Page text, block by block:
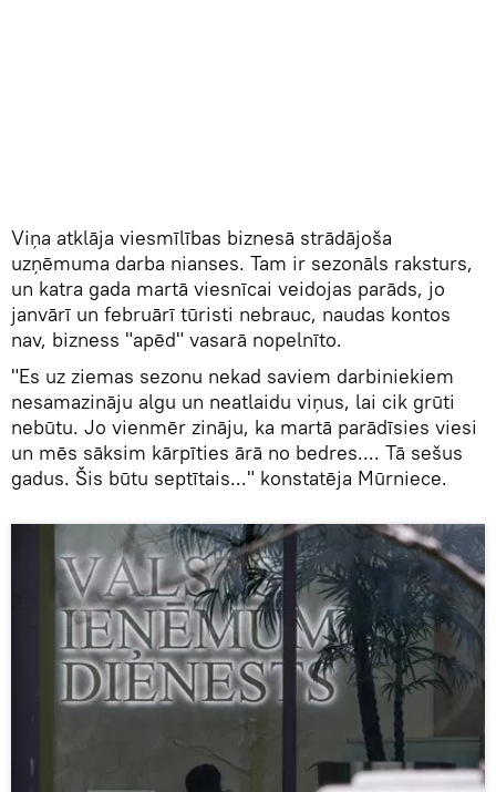
Viņa atklāja viesmīlības biznesā strādājoša
uzņēmuma darba nianses. Tam ir sezonāls raksturs,
un katra gada martā viesnīcai veidojas parāds, jo
janvārī un februārī tūristi nebrauc, naudas kontos
nav, bizness "apēd" vasarā nopelnīto.
"Es uz ziemas sezonu nekad saviem darbiniekiem
nesamazināju algu un neatlaidu viņus, lai cik grūti
nebūtu. Jo vienmēr zināju, ka martā parādīsies viesi
un mēs sāksim kārpīties ārā no bedres.... Tā sešus
gadus. Šis būtu septītais..." konstatēja Mūrniece.